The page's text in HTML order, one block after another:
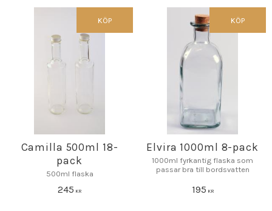
Camilla 500ml 18-
pack
500ml flaska
245 KR
KÖP
Elvira 1000ml 8-pack
1000ml fyrkantig flaska som
passar bra till bordsvatten
195 KR
KÖP